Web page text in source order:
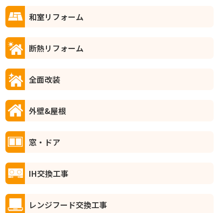
和室リフォーム
断熱リフォーム
全面改装
外壁&屋根
窓・ドア
IH交換工事
レンジフード交換工事